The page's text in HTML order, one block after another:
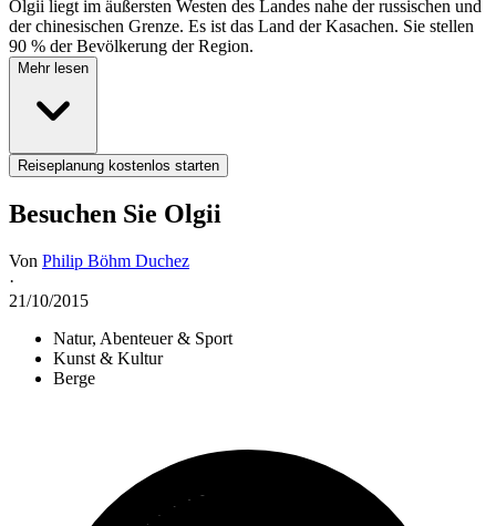
Ölgii liegt im äußersten Westen des Landes nahe der russischen und
der chinesischen Grenze. Es ist das Land der Kasachen. Sie stellen
90 % der Bevölkerung der Region.
Mehr lesen
Reiseplanung kostenlos starten
Besuchen Sie Olgii
Von Philip Böhm Duchez
·
21/10/2015
Natur, Abenteuer & Sport
Kunst & Kultur
Berge